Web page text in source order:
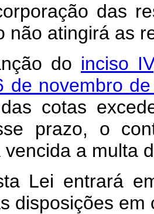
das
não atingirá as
do inciso
de novembro
cotas
prazo, o
a multa
Lei entrará
disposições em